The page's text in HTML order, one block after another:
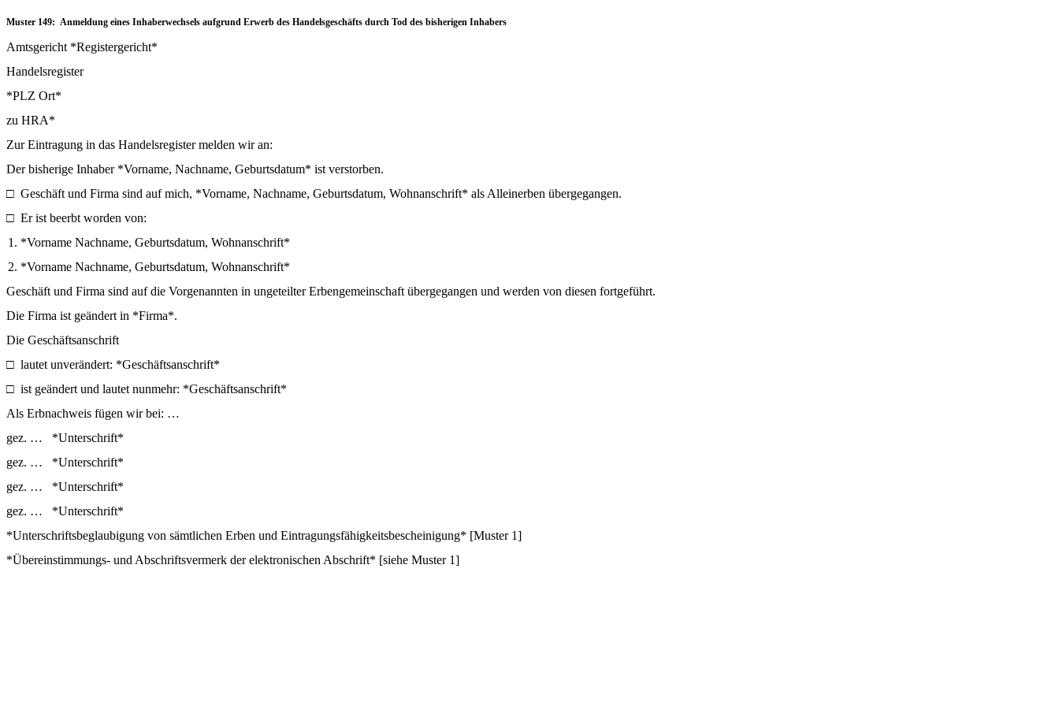
Muster 149: Anmeldung eines Inhaberwechsels aufgrund Erwerb des Handelsgeschäfts durch Tod des bisherigen Inhabers
Amtsgericht *Registergericht*
Handelsregister
*PLZ Ort*
zu HRA*
Zur Eintragung in das Handelsregister melden wir an:
Der bisherige Inhaber *Vorname, Nachname, Geburtsdatum* ist verstorben.
□ Geschäft und Firma sind auf mich, *Vorname, Nachname, Geburtsdatum, Wohnanschrift* als Alleinerben übergegangen.
□ Er ist beerbt worden von:
1. *Vorname Nachname, Geburtsdatum, Wohnanschrift*
2. *Vorname Nachname, Geburtsdatum, Wohnanschrift*
Geschäft und Firma sind auf die Vorgenannten in ungeteilter Erbengemeinschaft übergegangen und werden von diesen fortgeführt.
Die Firma ist geändert in *Firma*.
Die Geschäftsanschrift
□ lautet unverändert: *Geschäftsanschrift*
□ ist geändert und lautet nunmehr: *Geschäftsanschrift*
Als Erbnachweis fügen wir bei: …
gez. … *Unterschrift*
gez. … *Unterschrift*
gez. … *Unterschrift*
gez. … *Unterschrift*
*Unterschriftsbeglaubigung von sämtlichen Erben und Eintragungsfähigkeitsbescheinigung* [Muster 1]
*Übereinstimmungs- und Abschriftsvermerk der elektronischen Abschrift* [siehe Muster 1]